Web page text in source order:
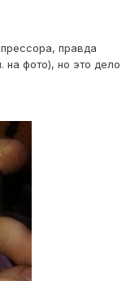
правда
фото), но это дело